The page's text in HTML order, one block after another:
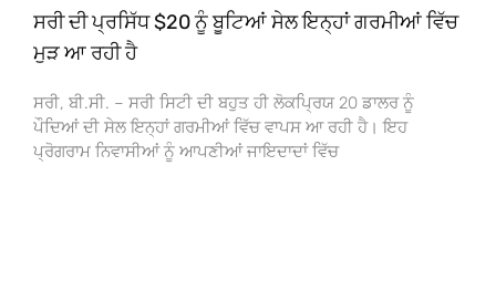
ਸਰੀ ਦੀ ਪ੍ਰਸਿੱਧ $20 ਨੂੰ ਬੂਟਿਆਂ ਸੇਲ ਇਨ੍ਹਾਂ ਗਰਮੀਆਂ ਵਿੱਚ
ਮੁੜ ਆ ਰਹੀ ਹੈ
ਸਰੀ, ਬੀ.ਸੀ. – ਸਰੀ ਸਿਟੀ ਦੀ ਬਹੁਤ ਹੀ ਲੋਕਪ੍ਰਿਯ 20 ਡਾਲਰ ਨੂੰ
ਪੌਦਿਆਂ ਦੀ ਸੇਲ ਇਨ੍ਹਾਂ ਗਰਮੀਆਂ ਵਿੱਚ ਵਾਪਸ ਆ ਰਹੀ ਹੈ। ਇਹ
ਪ੍ਰੋਗਰਾਮ ਨਿਵਾਸੀਆਂ ਨੂੰ ਆਪਣੀਆਂ ਜਾਇਦਾਦਾਂ ਵਿੱਚ